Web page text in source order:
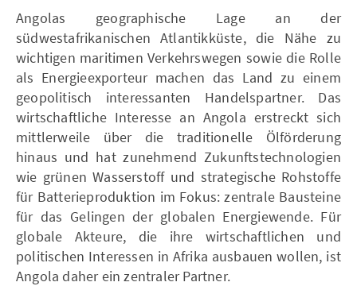
Angolas geographische Lage an der
südwestafrikanischen Atlantikküste, die Nähe zu
wichtigen maritimen Verkehrswegen sowie die Rolle
als Energieexporteur machen das Land zu einem
geopolitisch interessanten Handelspartner. Das
wirtschaftliche Interesse an Angola erstreckt sich
mittlerweile über die traditionelle Ölförderung
hinaus und hat zunehmend Zukunftstechnologien
wie grünen Wasserstoff und strategische Rohstoffe
für Batterieproduktion im Fokus: zentrale Bausteine
für das Gelingen der globalen Energiewende. Für
globale Akteure, die ihre wirtschaftlichen und
politischen Interessen in Afrika ausbauen wollen, ist
Angola daher ein zentraler Partner.